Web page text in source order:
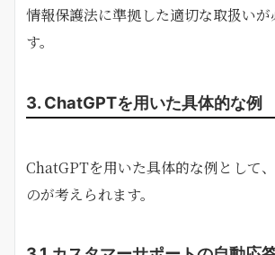
情報保護法に準拠した適切な取扱いが
す。
3. ChatGPTを用いた具体的な例
ChatGPTを用いた具体的な例として
のが考えられます。